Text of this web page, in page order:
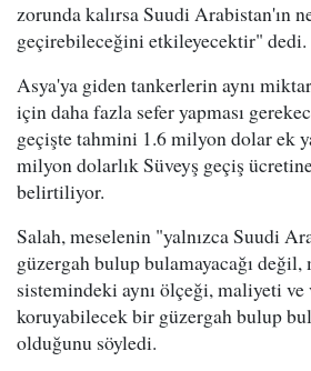
zorunda kalırsa Suudi Arabistan'ın
geçirebileceğini etkileyecektir" dedi.
Asya'ya giden tankerlerin aynı
için daha fazla sefer yapması
geçişte tahmini 1.6 milyon dolar ek
milyon dolarlık Süveyş geçiş
belirtiliyor.
Salah, meselenin "yalnızca Suudi
güzergah bulup bulamayacağı
sistemindeki aynı ölçeği, maliyeti
koruyabilecek bir güzergah bulup
olduğunu söyledi.